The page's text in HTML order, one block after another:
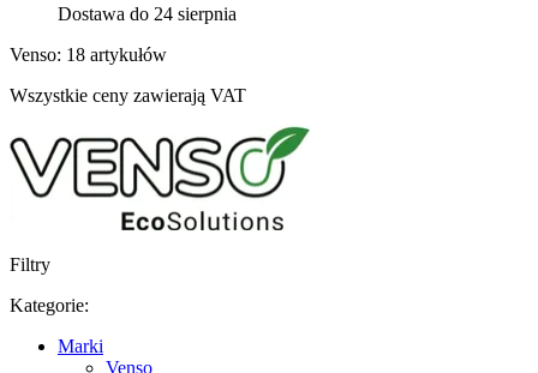
Dostawa do 24 sierpnia
Venso: 18 artykułów
Wszystkie ceny zawierają VAT
Filtry
Kategorie:
Marki
Venso